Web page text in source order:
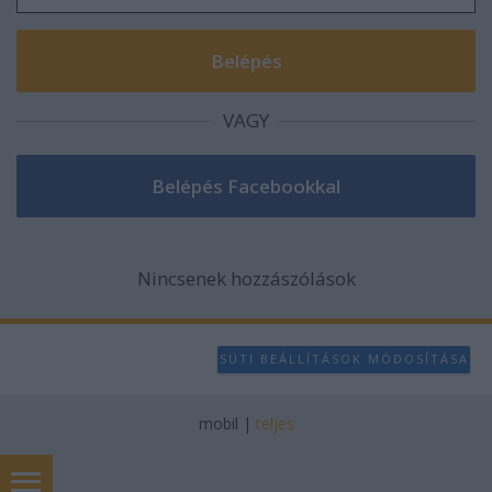
VAGY
Nincsenek hozzászólások
SÜTI BEÁLLÍTÁSOK MÓDOSÍTÁSA
mobil | teljes